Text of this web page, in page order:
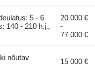
5 - 6
140 - 210 h.j.,
20 000 €
-
77 000 €
nõutav
15 000 €